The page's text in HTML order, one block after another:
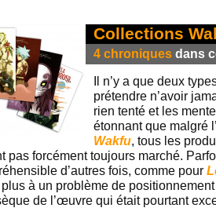
Collections
4 chroniques dans
Il n’y a que deux
prétendre n’avoir
rien tenté et les
étonnant que malgré
Wakfu, tous les
pas forcément toujours marché.
d’autres fois, comme pour
à un problème de
de l’œuvre qui était pourtant